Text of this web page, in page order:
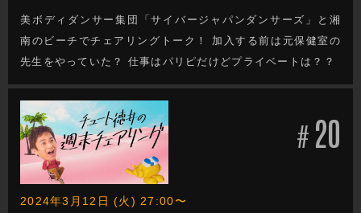
美ボディダンサー集団「サイバージャパンダンサーズ」と湘
南のビーチでチェアリングトーク！ 加入する前は元保健室の
先生をやっていた？ 仕事はパリピだけどプライベートは？？
# 20
2024年3月12日 (火) 27:00〜